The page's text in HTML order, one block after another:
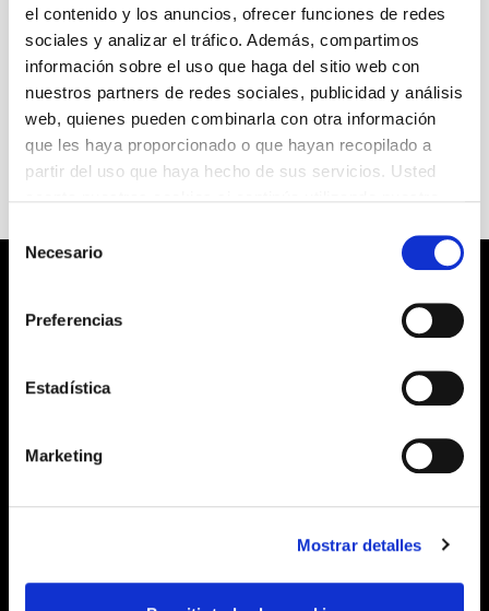
el contenido y los anuncios, ofrecer funciones de redes
sociales y analizar el tráfico. Además, compartimos
información sobre el uso que haga del sitio web con
nuestros partners de redes sociales, publicidad y análisis
web, quienes pueden combinarla con otra información
que les haya proporcionado o que hayan recopilado a
partir del uso que haya hecho de sus servicios. Usted
Necesario
Preferencias
Estadística
Marketing
Mostrar detalles
+ Ficha artística